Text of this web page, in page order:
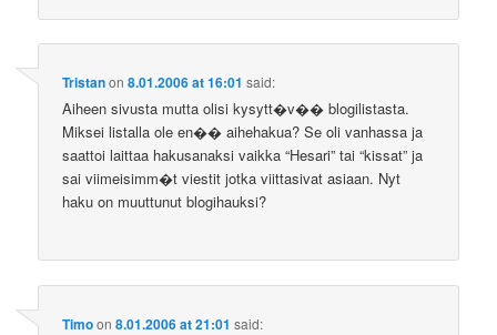
Tristanon8.01.2006 at 16:01 said:
Aiheen sivusta mutta olisi kysytt�v�� blogilistasta.
Miksei listalla ole en�� aihehakua? Se oli vanhassa ja
saattoi laittaa hakusanaksi vaikka “Hesari” tai “kissat” ja
sai viimeisimm�t viestit jotka viittasivat asiaan. Nyt
haku on muuttunut blogihauksi?
Timoon8.01.2006 at 21:01 said: